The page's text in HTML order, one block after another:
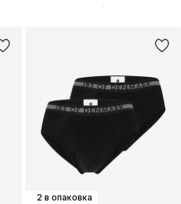
2 в опаковка